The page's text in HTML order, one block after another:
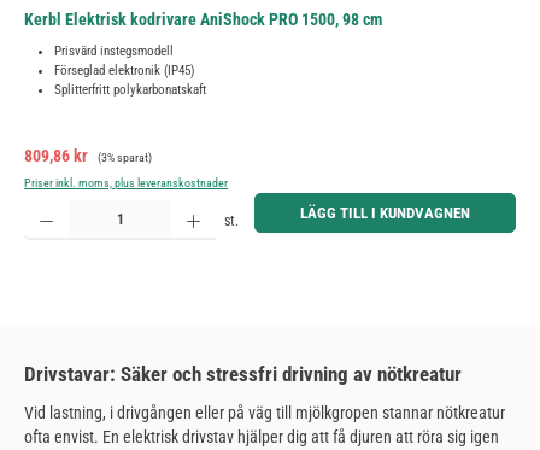
Kerbl Elektrisk kodrivare AniShock PRO 1500, 98 cm
Prisvärd instegsmodell
Förseglad elektronik (IP45)
Splitterfritt polykarbonatskaft
Försäljningspris:
809,86 kr Ordinarie pris:
(3% sparat)
Priser inkl. moms, plus leveranskostnader
Produktkvantitet: Ange önskat belopp eller använd knapparna för att öka eller minska kvantiteten.
st. LÄGG TILL I KUNDVAGNEN
Drivstavar: Säker och stressfri drivning av nötkreatur
Vid lastning, i drivgången eller på väg till mjölkgropen stannar nötkreatur
ofta envist. En elektrisk drivstav hjälper dig att få djuren att röra sig igen